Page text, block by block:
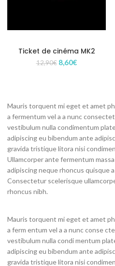
Ticket de cinéma MK2
12,90€ Le
8,60€Le
Mauris torquent mi eget et amet
a fermentum vel a a nunc
vestibulum nulla condimentum
adipiscing eu bibendum ante
gravida tristique litora nisi
Ullamcorper ante fermentum
adipiscing neque rhoncus quisque
Consectetur scelerisque
rhoncus nibh.
Mauris torquent mi eget et amet
a ferm entum vel a a nunc conse
vestibulum nulla condi mentum
adipiscing eu bibendum ante
gravida tristique litora nisi